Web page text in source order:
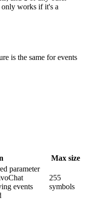
only works if it's a
is the same for events
Max size
parameter
events
255
symbols